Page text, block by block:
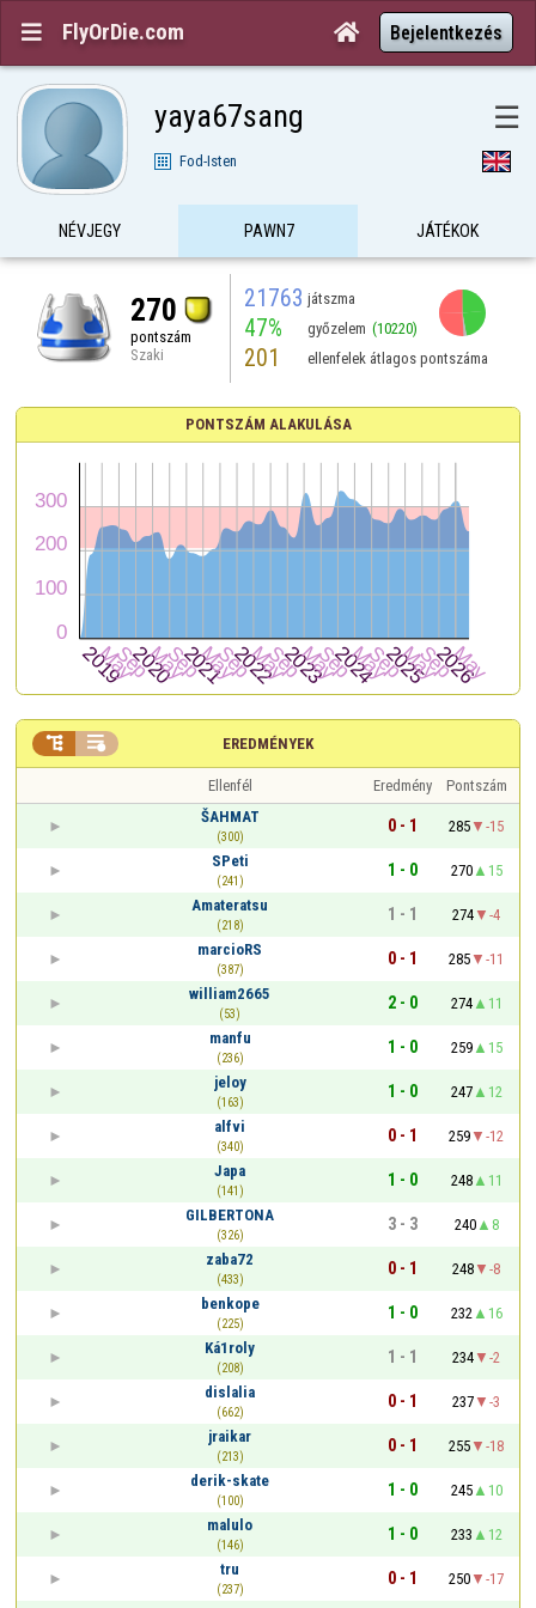
 FlyOrDie.com  Bejelentkezés
yaya67sang ☰
Fod-Isten
NÉVJEGY PAWN7 JÁTÉKOK
270
pontszám
Szaki
21763 játszma
47% győzelem (10220)
201 ellenfelek átlagos pontszáma
PONTSZÁM ALAKULÁSA
EREDMÉNYEK
 
Ellenfél Eredmény
Pontszám
ŠAHMAT
(300)
0 - 1 285
-15
SPeti
(241)
1 - 0 270
15
Amateratsu
(218)
1 - 1 274
-4
marcioRS
(387)
0 - 1 285
-11
william2665
(53)
2 - 0 274
11
manfu
(236)
1 - 0 259
15
jeloy
(163)
1 - 0 247
12
alfvi
(340)
0 - 1 259
-12
Japa
(141)
1 - 0 248
11
GILBERTONA
(326)
3 - 3 240
8
zaba72
(433)
0 - 1 248
-8
benkope
(225)
1 - 0 232
16
Ká1roly
(208)
1 - 1 234
-2
dislalia
(662)
0 - 1 237
-3
jraikar
(213)
0 - 1 255
-18
derik-skate
(100)
1 - 0 245
10
malulo
(146)
1 - 0 233
12
tru
(237)
0 - 1 250
-17